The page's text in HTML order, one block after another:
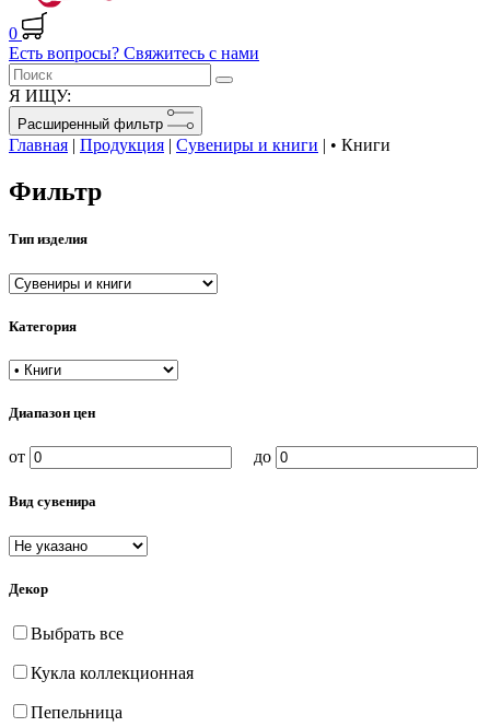
0
Есть вопросы? Свяжитесь с нами
Я ИЩУ:
Расширенный фильтр
Главная | Продукция | Сувениры и книги | • Книги
Фильтр
Тип изделия
Категория
Диапазон цен
от до
Вид сувенира
Декор
Выбрать все
Кукла коллекционная
Пепельница